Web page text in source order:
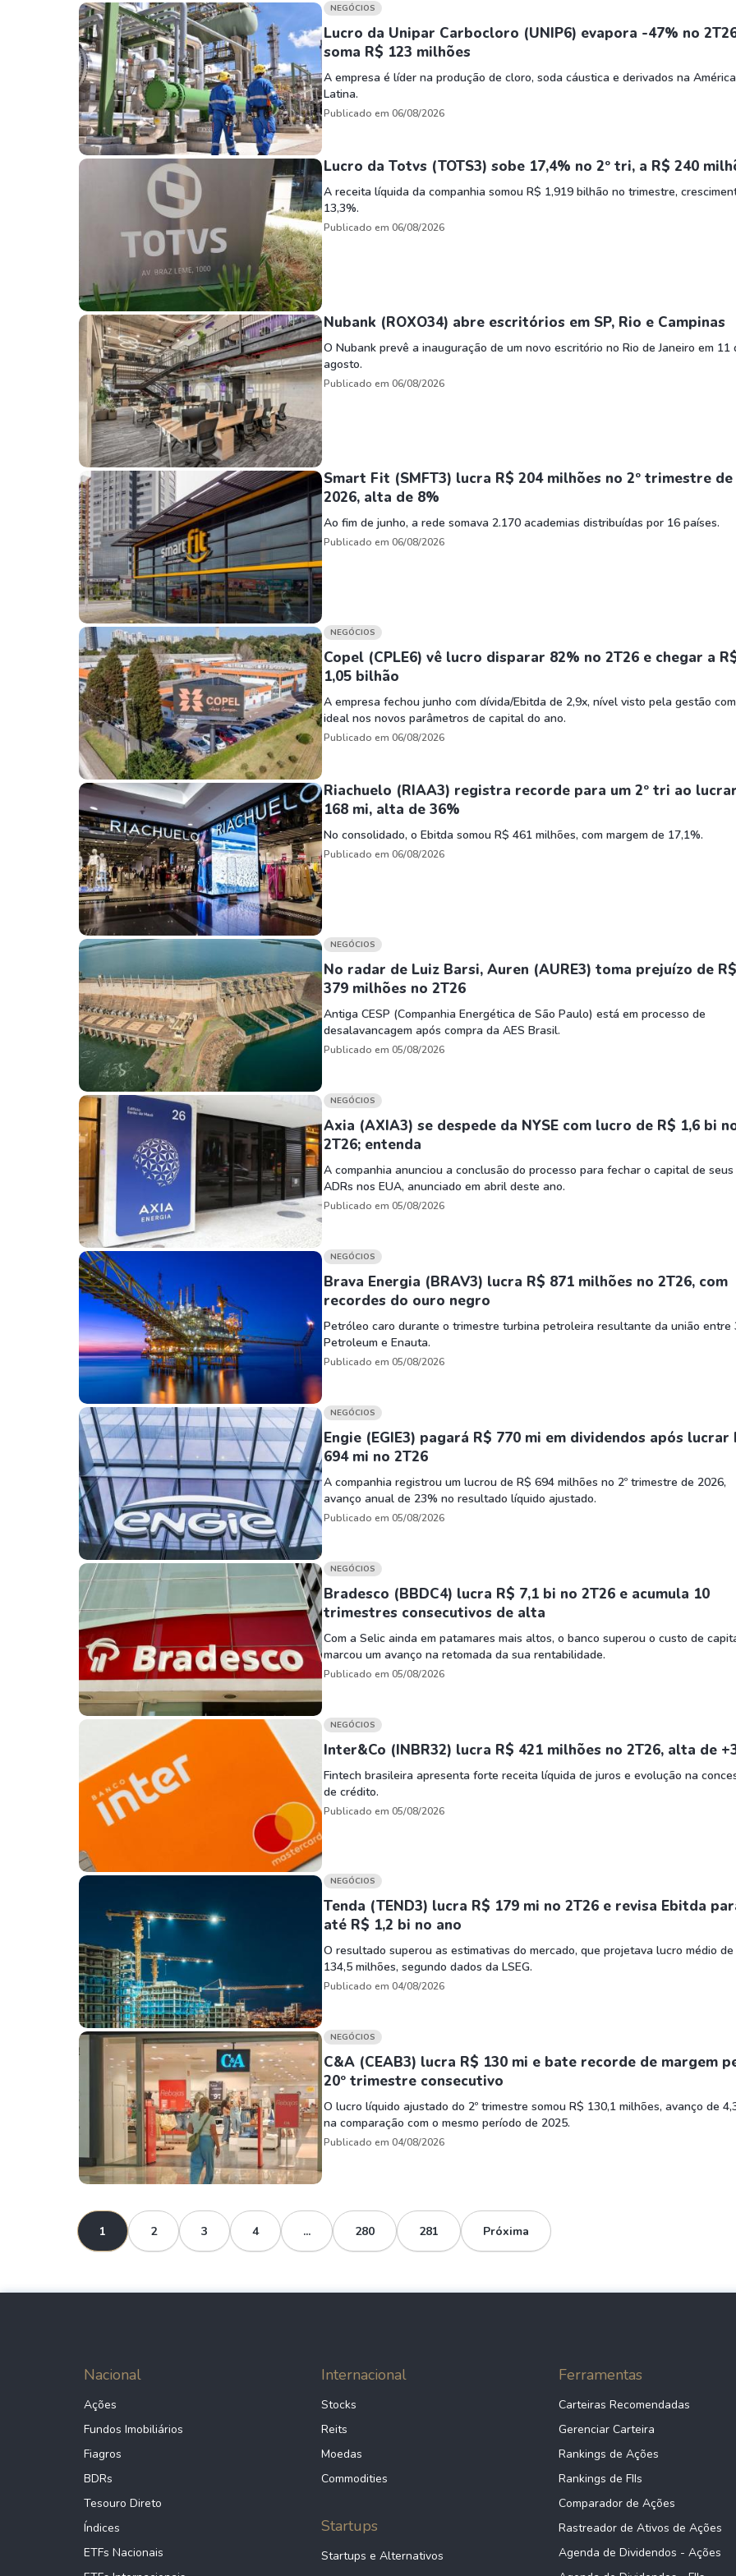
Klabin
Petrobrás
Ver todos
KNRI11
KNCR11
Ver todos
GOLD11
XINA11
Ver todos
Meta
Ver todos
Solana
Ver todos
NEGÓCIOS
Lucro da Unipar Carbocloro (UNIP6) evapora -47% no
soma R$ 123 milhões
A empresa é líder na produção de cloro, soda cáustica e derivados na América
Latina.
Publicado em 06/08/2026
Lucro da Totvs (TOTS3) sobe 17,4% no 2º tri, a R$ 240
A receita líquida da companhia somou R$ 1,919 bilhão no trimestre,
13,3%.
Publicado em 06/08/2026
Nubank (ROXO34) abre escritórios em SP, Rio e Campinas
O Nubank prevê a inauguração de um novo escritório no Rio de Janeiro em 11
agosto.
Publicado em 06/08/2026
Smart Fit (SMFT3) lucra R$ 204 milhões no 2º trimestre de
2026, alta de 8%
Ao fim de junho, a rede somava 2.170 academias distribuídas por 16 países.
Publicado em 06/08/2026
NEGÓCIOS
Copel (CPLE6) vê lucro disparar 82% no 2T26 e chegar a
1,05 bilhão
A empresa fechou junho com dívida/Ebitda de 2,9x, nível visto pela gestão
ideal nos novos parâmetros de capital do ano.
Publicado em 06/08/2026
Riachuelo (RIAA3) registra recorde para um 2º tri ao
168 mi, alta de 36%
No consolidado, o Ebitda somou R$ 461 milhões, com margem de 17,1%.
Publicado em 06/08/2026
NEGÓCIOS
No radar de Luiz Barsi, Auren (AURE3) toma prejuízo de R$
379 milhões no 2T26
Antiga CESP (Companhia Energética de São Paulo) está em processo de
desalavancagem após compra da AES Brasil.
Publicado em 05/08/2026
NEGÓCIOS
Axia (AXIA3) se despede da NYSE com lucro de R$ 1,6 bi
2T26; entenda
A companhia anunciou a conclusão do processo para fechar o capital de seus
ADRs nos EUA, anunciado em abril deste ano.
Publicado em 05/08/2026
NEGÓCIOS
Brava Energia (BRAV3) lucra R$ 871 milhões no 2T26, com
recordes do ouro negro
Petróleo caro durante o trimestre turbina petroleira resultante da união entre
Petroleum e Enauta.
Publicado em 05/08/2026
NEGÓCIOS
Engie (EGIE3) pagará R$ 770 mi em dividendos após lucrar
694 mi no 2T26
A companhia registrou um lucrou de R$ 694 milhões no 2º trimestre de 2026,
avanço anual de 23% no resultado líquido ajustado.
Publicado em 05/08/2026
NEGÓCIOS
Bradesco (BBDC4) lucra R$ 7,1 bi no 2T26 e acumula 10
trimestres consecutivos de alta
Com a Selic ainda em patamares mais altos, o banco superou o custo de
marcou um avanço na retomada da sua rentabilidade.
Publicado em 05/08/2026
NEGÓCIOS
Inter&Co (INBR32) lucra R$ 421 milhões no 2T26, alta de
Fintech brasileira apresenta forte receita líquida de juros e evolução na
de crédito.
Publicado em 05/08/2026
NEGÓCIOS
Tenda (TEND3) lucra R$ 179 mi no 2T26 e revisa Ebitda
até R$ 1,2 bi no ano
O resultado superou as estimativas do mercado, que projetava lucro médio de
134,5 milhões, segundo dados da LSEG.
Publicado em 04/08/2026
NEGÓCIOS
C&A (CEAB3) lucra R$ 130 mi e bate recorde de margem
20º trimestre consecutivo
O lucro líquido ajustado do 2º trimestre somou R$ 130,1 milhões, avanço de
na comparação com o mesmo período de 2025.
Publicado em 04/08/2026
1 2 3 4 ... 280 281 Próxima
Nacional
Ações
Fundos Imobiliários
Fiagros
BDRs
Tesouro Direto
Índices
ETFs Nacionais
Internacional
Stocks
Reits
Moedas
Commodities
Startups
Startups e Alternativos
Ferramentas
Carteiras Recomendadas
Gerenciar Carteira
Rankings de Ações
Rankings de FIIs
Comparador de Ações
Rastreador de Ativos de Ações
Agenda de Dividendos - Ações